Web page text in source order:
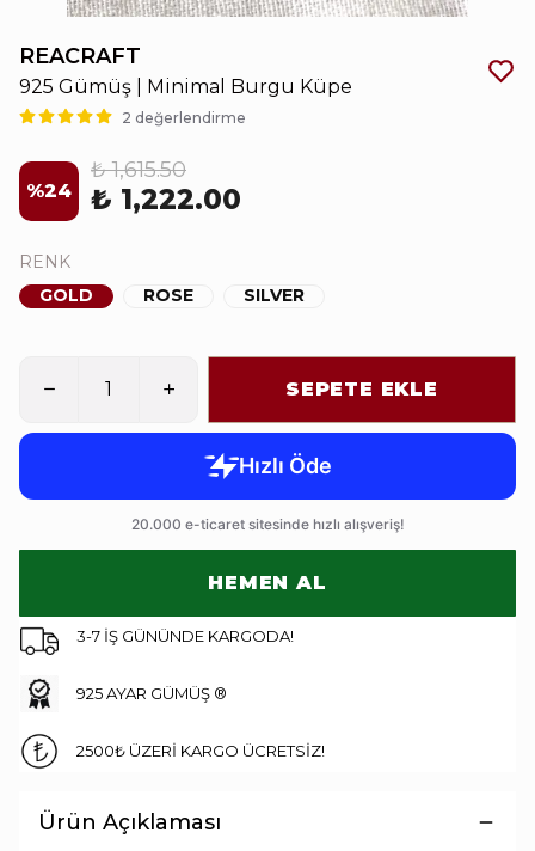
REACRAFT
925 Gümüş | Minimal Burgu Küpe
2 değerlendirme
%24
₺ 1,615.50
₺ 1,222.00
RENK
GOLD
ROSE SILVER
SEPETE EKLE
HEMEN AL
3-7 İŞ GÜNÜNDE KARGODA!
925 AYAR GÜMÜŞ ®
2500₺ ÜZERİ KARGO ÜCRETSİZ!
Ürün Açıklaması